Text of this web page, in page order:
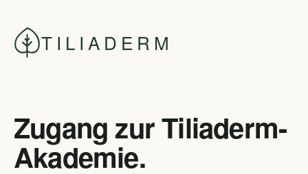
TILIADERM
Zugang zur Tiliaderm-
Akademie.